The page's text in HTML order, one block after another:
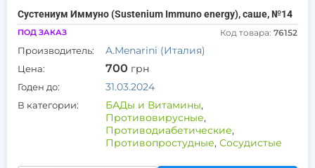
Сустениум Иммуно (Sustenium Immuno energy), саше, №14
ПОД ЗАКАЗ Код товара: 76152
Производитель: A.Menarini (Италия)
Цена: 700 грн
Годен до: 31.03.2024
В категории: БАДы и Витамины,
Противовирусные,
Противодиабетические,
Противопростудные, Сосудистые